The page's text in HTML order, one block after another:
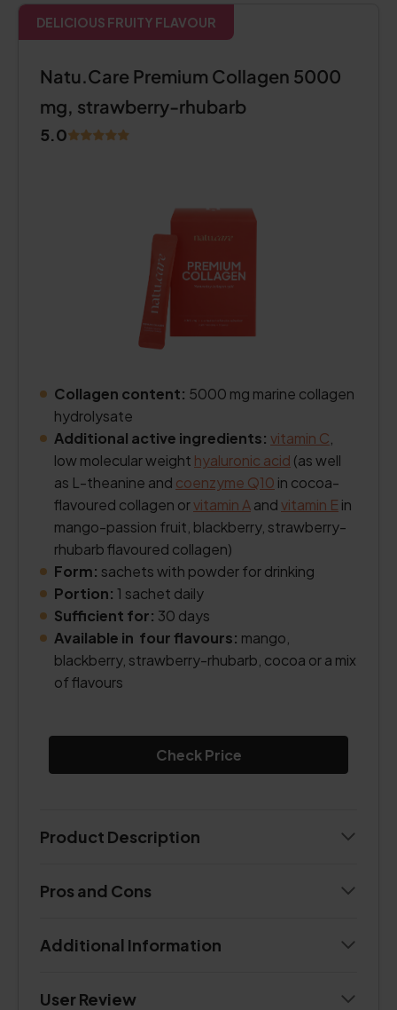
DELICIOUS FRUITY FLAVOUR
Natu.Care Premium Collagen 5000
mg, strawberry-rhubarb
5.0
Collagen content: 5000 mg marine collagen
hydrolysate
Additional active ingredients: vitamin C
low molecular weight hyaluronic acid (as well
as L-theanine and coenzyme Q10 in cocoa-
flavoured collagen orvitamin Aandvitamin E in
mango-passion fruit, blackberry, strawberry-
rhubarb flavoured collagen)
Form: sachets with powder for drinking
Portion: 1 sachet daily
Sufficient for: 30 days
Available in four flavours: mango,
blackberry, strawberry-rhubarb, cocoa or a mix
of flavours
Check Price
Product Description
Pros and Cons
Additional Information
User Review